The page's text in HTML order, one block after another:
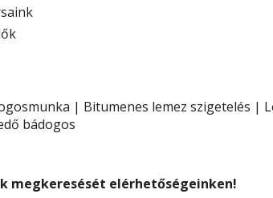
| Bitumenes lemez szigetelés |
bádogos
megkeresését elérhetőségeinken!